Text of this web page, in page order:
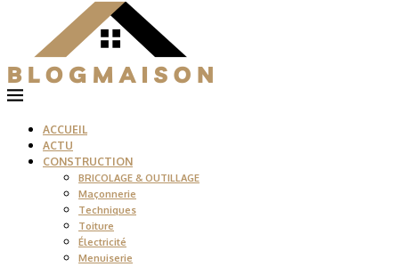
ACCUEIL
ACTU
CONSTRUCTION
BRICOLAGE & OUTILLAGE
Maçonnerie
Techniques
Toiture
Électricité
Menuiserie